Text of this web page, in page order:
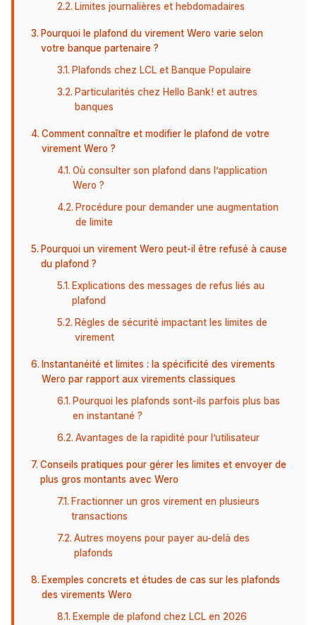
Limites journalières et hebdomadaires
Pourquoi le plafond du virement Wero varie selon
votre banque partenaire ?
Plafonds chez LCL et Banque Populaire
Particularités chez Hello Bank! et autres
banques
Comment connaître et modifier le plafond de votre
virement Wero ?
Où consulter son plafond dans l’application
Wero ?
Procédure pour demander une augmentation
de limite
Pourquoi un virement Wero peut-il être refusé à cause
du plafond ?
Explications des messages de refus liés au
plafond
Règles de sécurité impactant les limites de
virement
Instantanéité et limites : la spécificité des virements
Wero par rapport aux virements classiques
Pourquoi les plafonds sont-ils parfois plus bas
en instantané ?
Avantages de la rapidité pour l’utilisateur
Conseils pratiques pour gérer les limites et envoyer de
plus gros montants avec Wero
Fractionner un gros virement en plusieurs
transactions
Autres moyens pour payer au-delà des
plafonds
Exemples concrets et études de cas sur les plafonds
des virements Wero
Exemple de plafond chez LCL en 2026